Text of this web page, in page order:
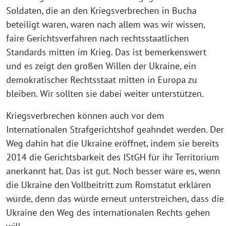
Soldaten, die an den Kriegsverbrechen in Bucha
beteiligt waren, waren nach allem was wir wissen,
faire Gerichtsverfahren nach rechtsstaatlichen
Standards mitten im Krieg. Das ist bemerkenswert
und es zeigt den großen Willen der Ukraine, ein
demokratischer Rechtsstaat mitten in Europa zu
bleiben. Wir sollten sie dabei weiter unterstützen.
Kriegsverbrechen können auch vor dem
Internationalen Strafgerichtshof geahndet werden. Der
Weg dahin hat die Ukraine eröffnet, indem sie bereits
2014 die Gerichtsbarkeit des IStGH für ihr Territorium
anerkannt hat. Das ist gut. Noch besser wäre es, wenn
die Ukraine den Vollbeitritt zum Romstatut erklären
würde, denn das würde erneut unterstreichen, dass die
Ukraine den Weg des internationalen Rechts gehen